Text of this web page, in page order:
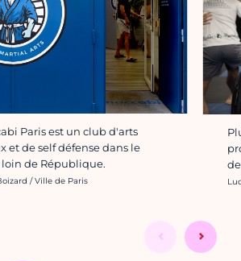
Paris est un club d'arts
et de self défense dans le
loin de République.
: / Ville de Paris